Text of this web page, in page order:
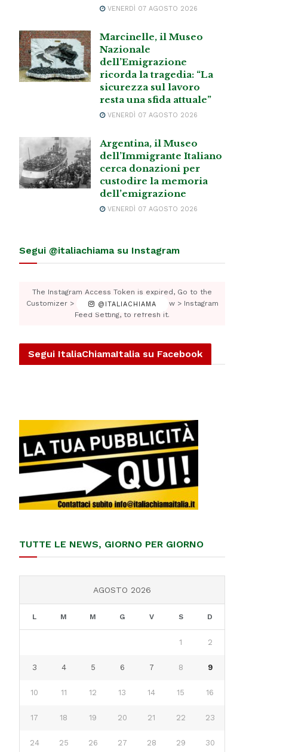
VENERDÌ 07 AGOSTO 2026
Marcinelle, il Museo
Nazionale
dell’Emigrazione
ricorda la tragedia: “La
sicurezza sul lavoro
resta una sfida attuale”
VENERDÌ 07 AGOSTO 2026
Argentina, il Museo
dell’Immigrante Italiano
cerca donazioni per
custodire la memoria
dell’emigrazione
VENERDÌ 07 AGOSTO 2026
Segui @italiachiama su Instagram
@ITALIACHIAMA
The Instagram Access Token is expired, Go to the
Customizer > JNews : Social, Like & View > Instagram
Feed Setting, to refresh it.
Segui ItaliaChiamaItalia su Facebook
TUTTE LE NEWS, GIORNO PER GIORNO
AGOSTO 2026
L M M G V S D
1 2
3 4 5 6 7 8 9
10 11 12 13 14 15 16
17 18 19 20 21 22 23
24 25 26 27 28 29 30